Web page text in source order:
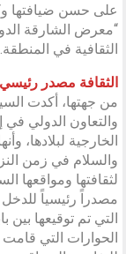
على حسن ضيافتها
الثقافية في المنطقة.
الثقافة مصدر رئيسي
من جهتها، أكدت
والتعاون الدولي في
الخارجية لبلادها،
والسلام في زمن
لثقافتها ومواقعها
مصدراً رئيسياً للدخل
التي تم توقيعها بين
الحوارات التي